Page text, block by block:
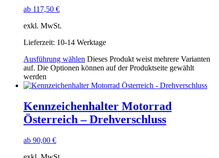
ab 117,50 €
exkl. MwSt.
Lieferzeit: 10-14 Werktage
Ausführung wählen Dieses Produkt weist mehrere Varianten
auf. Die Optionen können auf der Produktseite gewählt
werden
Kennzeichenhalter Motorrad
Österreich – Drehverschluss
ab 90,00 €